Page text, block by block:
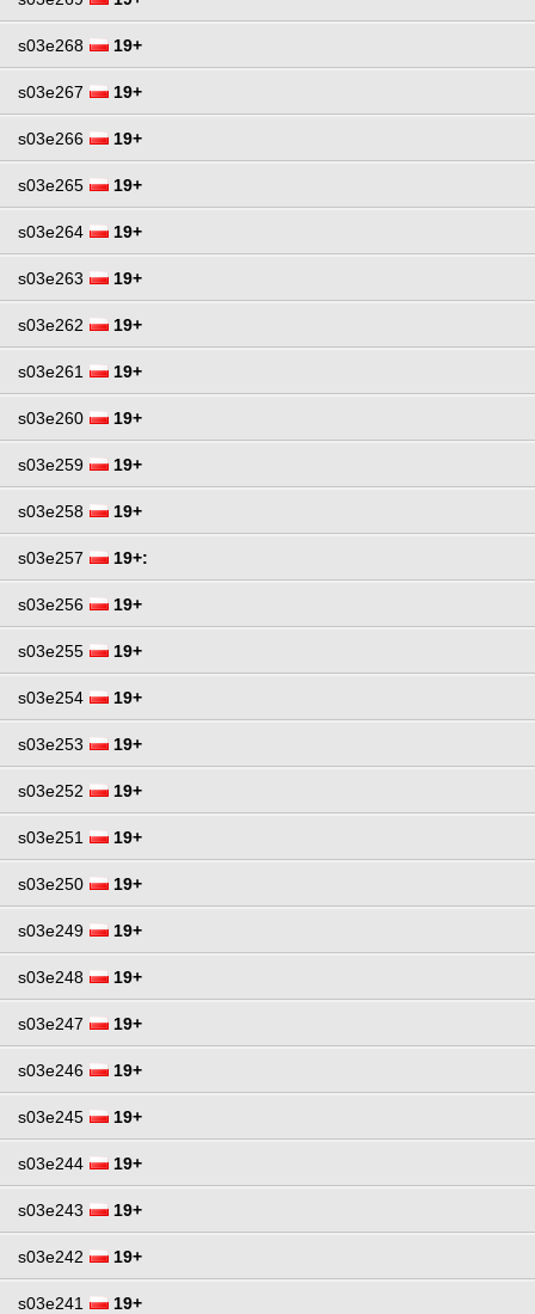
s03e268 19+
s03e267 19+
s03e266 19+
s03e265 19+
s03e264 19+
s03e263 19+
s03e262 19+
s03e261 19+
s03e260 19+
s03e259 19+
s03e258 19+
s03e257 19+:
s03e256 19+
s03e255 19+
s03e254 19+
s03e253 19+
s03e252 19+
s03e251 19+
s03e250 19+
s03e249 19+
s03e248 19+
s03e247 19+
s03e246 19+
s03e245 19+
s03e244 19+
s03e243 19+
s03e242 19+
s03e241 19+